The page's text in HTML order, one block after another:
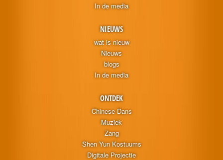
In de media
NIEUWS
wat is nieuw
Nieuws
blogs
In de media
ONTDEK
Chinese Dans
Muziek
Zang
Shen Yun Kostuums
Digitale Projectie